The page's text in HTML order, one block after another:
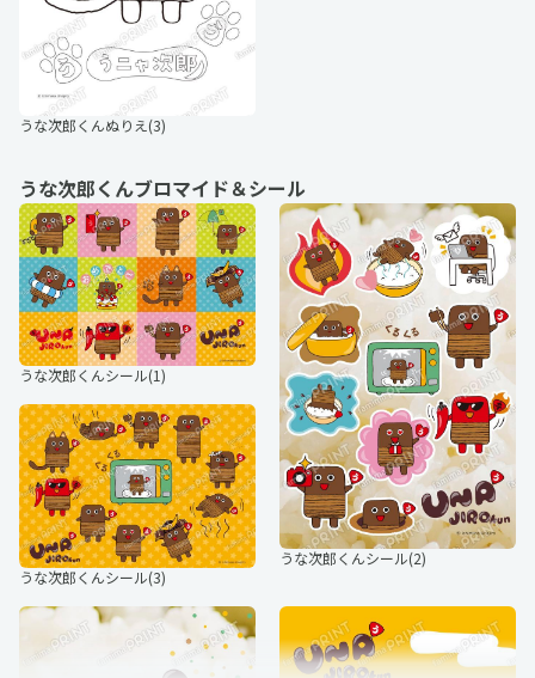
うな次郎くんぬりえ(3)
うな次郎くんブロマイド＆シール
うな次郎くんシール(1)
うな次郎くんシール(2)
うな次郎くんシール(3)